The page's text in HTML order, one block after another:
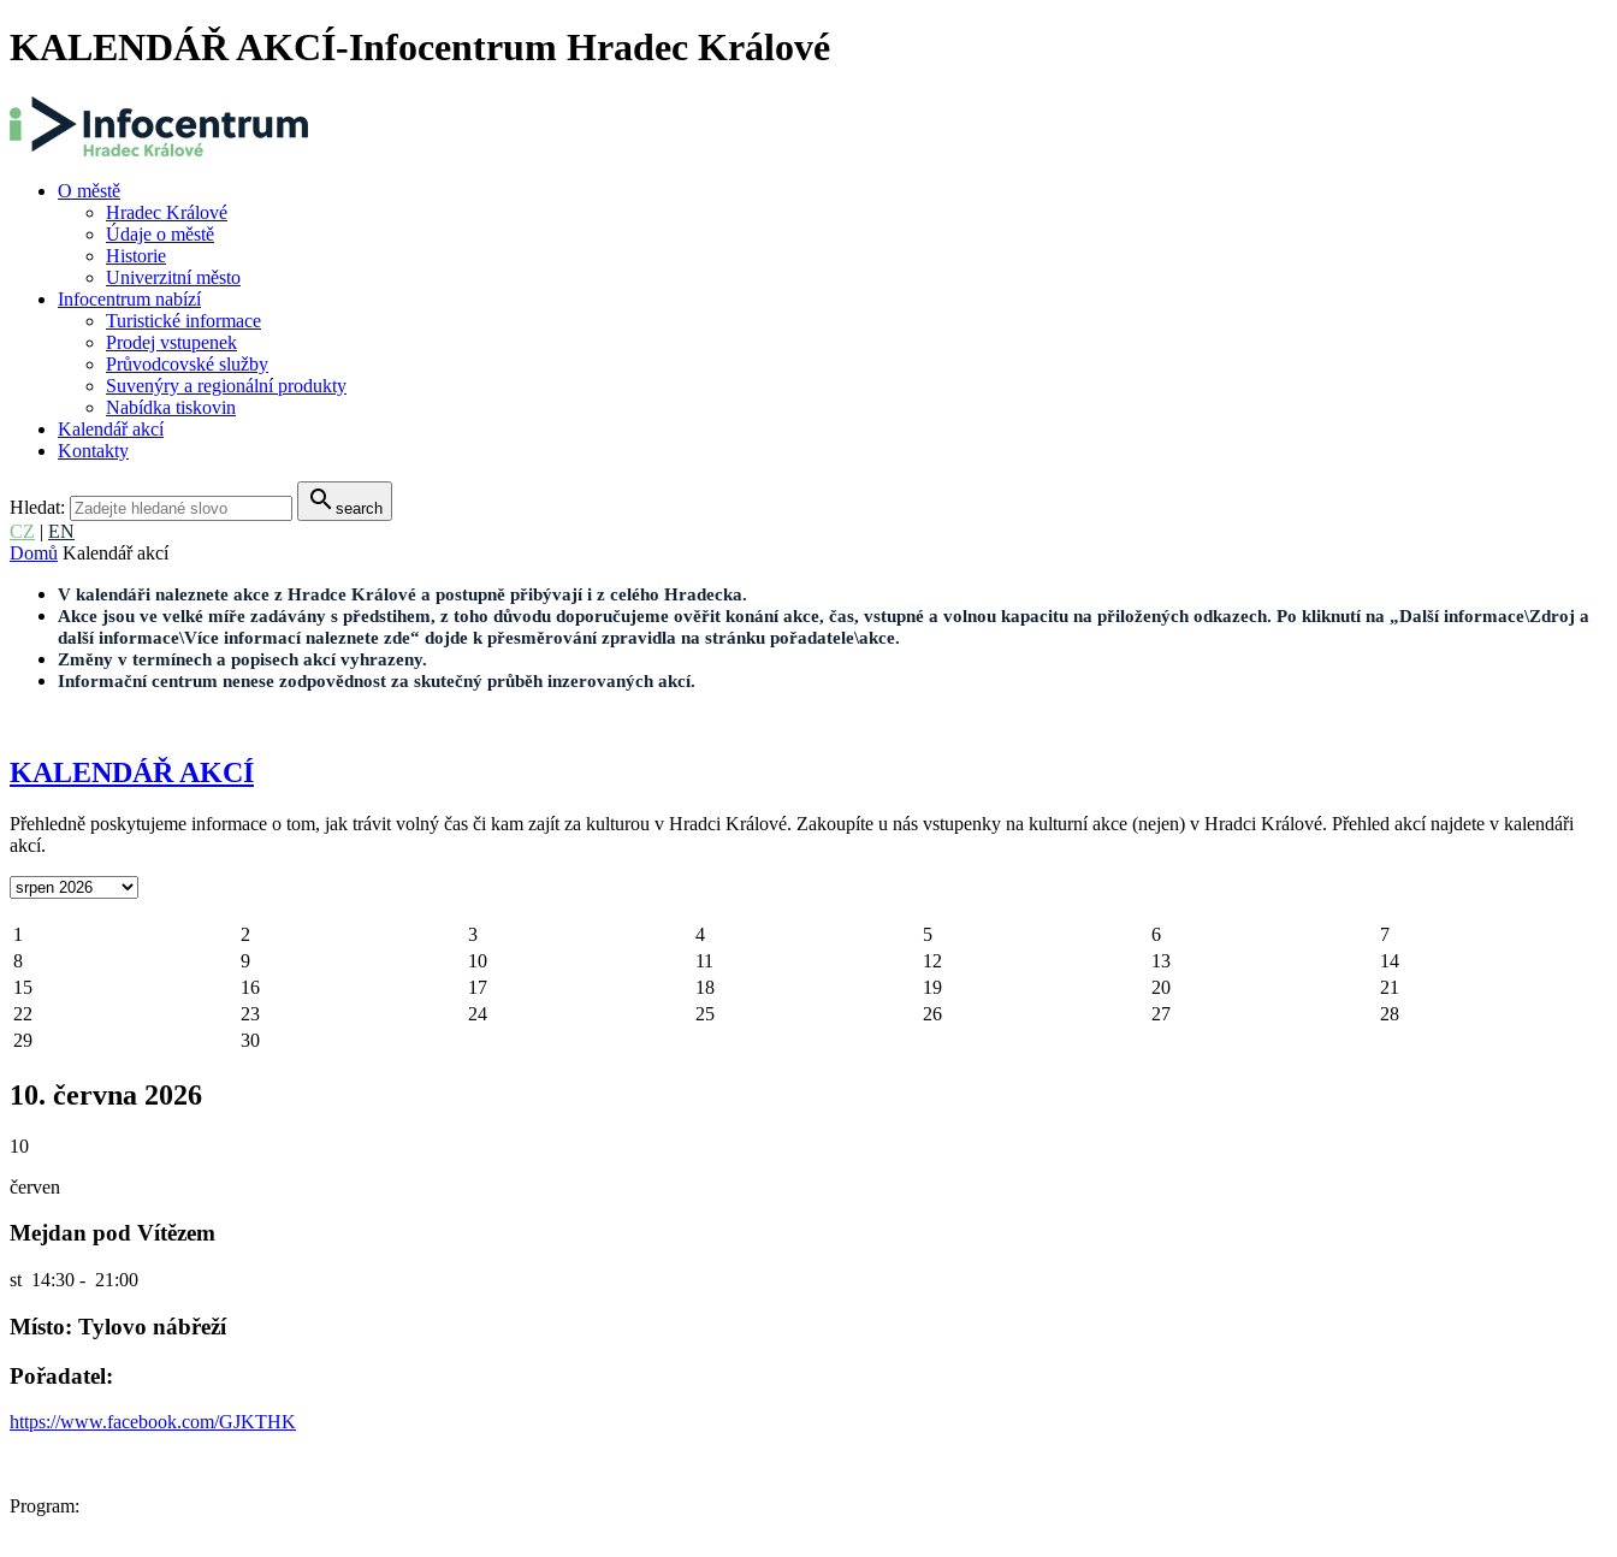
KALENDÁŘ AKCÍ-Infocentrum Hradec Králové
O městě
Hradec Králové
Údaje o městě
Historie
Univerzitní město
Infocentrum nabízí
Turistické informace
Prodej vstupenek
Průvodcovské služby
Suvenýry a regionální produkty
Nabídka tiskovin
Kalendář akcí
Kontakty
Hledat: search search
CZ | EN
Domů Kalendář akcí
V kalendáři naleznete akce z Hradce Králové a postupně přibývají i z celého Hradecka.
Akce jsou ve velké míře zadávány s předstihem, z toho důvodu doporučujeme ověřit konání akce, čas, vstupné a volnou kapacitu na přiložených odkazech. Po kliknutí na „Další informace\Zdroj a
další informace\Více informací naleznete zde“ dojde k přesměrování zpravidla na stránku pořadatele\akce.
Změny v termínech a popisech akcí vyhrazeny.
Informační centrum nenese zodpovědnost za skutečný průběh inzerovaných akcí.
KALENDÁŘ AKCÍ
Přehledně poskytujeme informace o tom, jak trávit volný čas či kam zajít za kulturou v Hradci Králové. Zakoupíte u nás vstupenky na kulturní akce (nejen) v Hradci Králové. Přehled akcí najdete v kalendáři
akcí.
1 2 3 4 5 6
7
8
9 10 11 12 13
14
15
16 17 18 19 20
21
22
23 24 25 26 27
28
29
30
10. června 2026
10
červen
Mejdan pod Vítězem
st 14:30 - 21:00
Místo: Tylovo nábřeží
Pořadatel:
https://www.facebook.com/GJKTHK
Program: